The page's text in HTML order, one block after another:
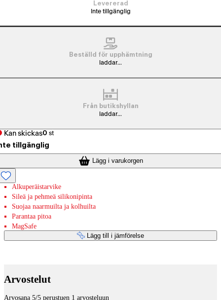
Levererad
Inte tillgänglig
Beställd för upphämtning
laddar...
Från butikshyllan
laddar...
Kan skickas0 st
tillgänglig
Lägg i varukorgen
Alkuperäistarvike
Sileä ja pehmeä silikonipinta
Suojaa naarmuilta ja kolhuilta
Parantaa pitoa
MagSafe
Lägg till i jämförelse
Arvostelut
Arvosana 5/5 perustuen 1 arvosteluun